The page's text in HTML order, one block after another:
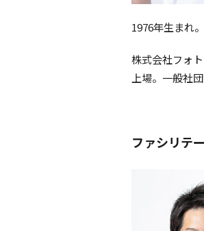
1976年生まれ
株式会社フォ
上場。一般社
ファシリテ